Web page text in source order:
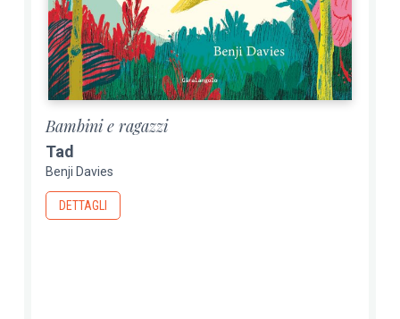
Bambini e ragazzi
Tad
Benji Davies
DETTAGLI